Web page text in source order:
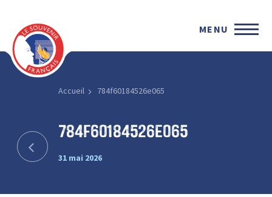
MENU
Accueil 784f60184526e065
784f60184526e065
31 mai 2026